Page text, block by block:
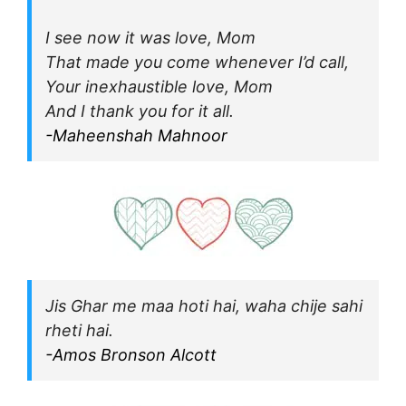
I see now it was love, Mom
That made you come whenever I’d call,
Your inexhaustible love, Mom
And I thank you for it all.
-Maheenshah Mahnoor
Jis Ghar me maa hoti hai, waha chije sahi
rheti hai.
-Amos Bronson Alcott